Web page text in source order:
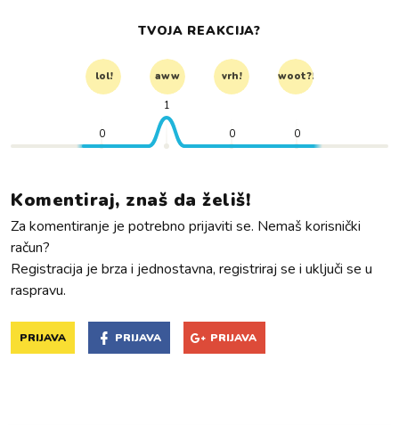
TVOJA REAKCIJA?
lol! aww vrh! woot?!
0
1
0 0
Komentiraj, znaš da želiš!
Za komentiranje je potrebno prijaviti se. Nemaš korisnički
račun?
Registracija je brza i jednostavna, registriraj se i uključi se u
raspravu.
PRIJAVA PRIJAVA PRIJAVA